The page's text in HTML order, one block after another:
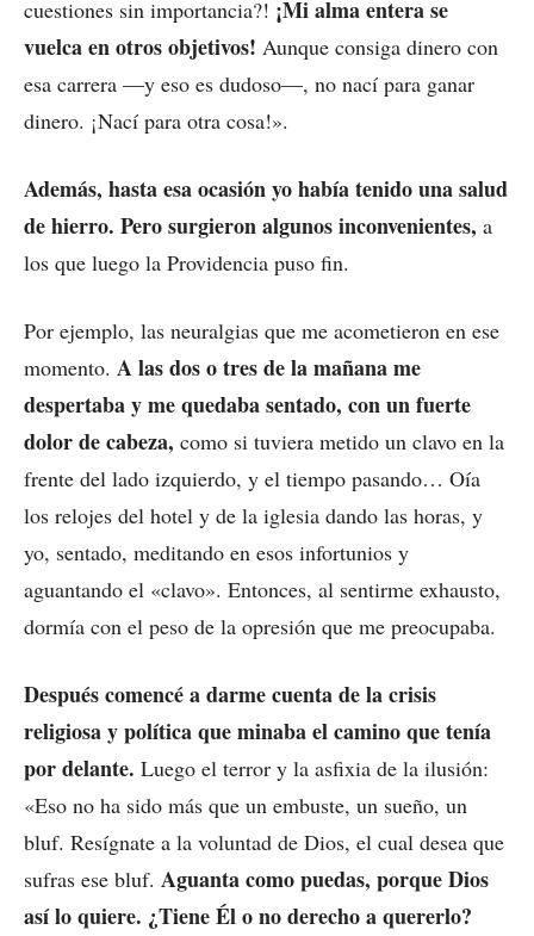
cuestiones sin importancia?! ¡Mi alma entera se
vuelca en otros objetivos! Aunque consiga dinero con
esa carrera —y eso es dudoso—, no nací para ganar
dinero. ¡Nací para otra cosa!».
Además, hasta esa ocasión yo había tenido una salud
de hierro. Pero surgieron algunos inconvenientes, a
los que luego la Providencia puso fin.
Por ejemplo, las neuralgias que me acometieron en ese
momento. A las dos o tres de la mañana me
despertaba y me quedaba sentado, con un fuerte
dolor de cabeza, como si tuviera metido un clavo en la
frente del lado izquierdo, y el tiempo pasando… Oía
los relojes del hotel y de la iglesia dando las horas, y
yo, sentado, meditando en esos infortunios y
aguantando el «clavo». Entonces, al sentirme exhausto,
dormía con el peso de la opresión que me preocupaba.
Después comencé a darme cuenta de la crisis
religiosa y política que minaba el camino que tenía
por delante. Luego el terror y la asfixia de la ilusión:
«Eso no ha sido más que un embuste, un sueño, un
bluf. Resígnate a la voluntad de Dios, el cual desea que
sufras ese bluf. Aguanta como puedas, porque Dios
así lo quiere. ¿Tiene Él o no derecho a quererlo?